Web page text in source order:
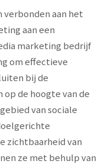
verbonden aan het
aan een
marketing bedrijf
om effectieve
bij de
de hoogte van de
van sociale
zichtbaarheid van
ze met behulp van